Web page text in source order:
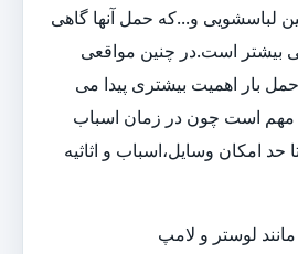
لباسشویی و...که حمل آنها گاهی
بیشتر است.در چنین مواقعی
بار اهمیت بیشتری پیدا می
مهم است چون در زمان اسباب
امکان وسایل،اسباب و اثاثیه
لوستر و لامپ